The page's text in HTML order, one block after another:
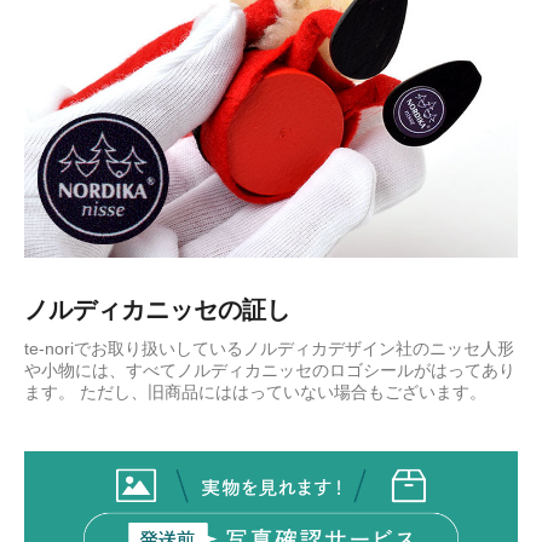
ノルディカニッセの証し
te-noriでお取り扱いしているノルディカデザイン社のニッセ人形
や小物には、すべてノルディカニッセのロゴシールがはってあり
ます。 ただし、旧商品にははっていない場合もございます。